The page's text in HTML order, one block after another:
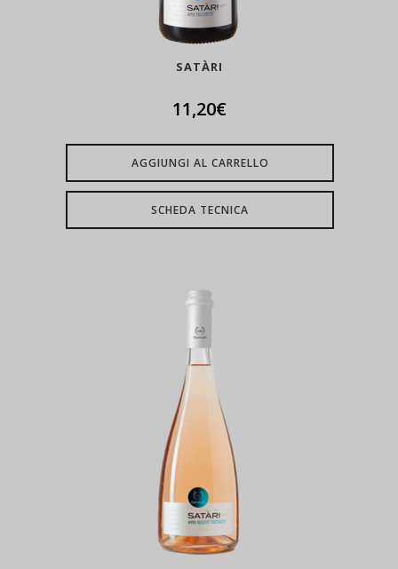
SATÀRI
11,20€
AGGIUNGI AL CARRELLO
SCHEDA TECNICA